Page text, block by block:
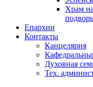
Храм
Епархии
Контакты
Канцелярия
Духовная
Тех.